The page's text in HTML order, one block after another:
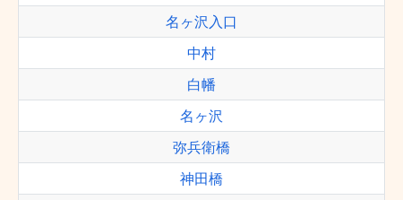
名ヶ沢入口
中村
白幡
名ヶ沢
弥兵衛橋
神田橋